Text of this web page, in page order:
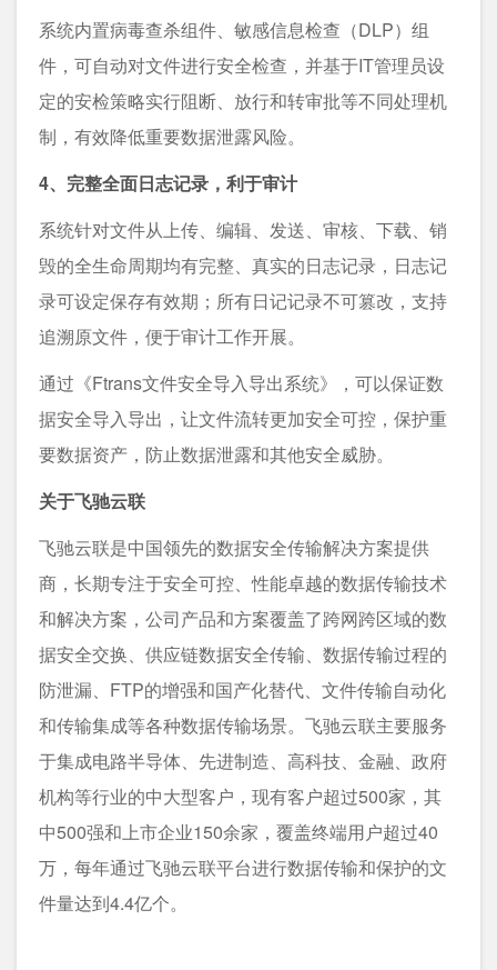
系统内置病毒查杀组件、敏感信息检查（DLP）组
件，可自动对文件进行安全检查，并基于IT管理员设
定的安检策略实行阻断、放行和转审批等不同处理机
制，有效降低重要数据泄露风险。
4、完整全面日志记录，利于审计
系统针对文件从上传、编辑、发送、审核、下载、销
毁的全生命周期均有完整、真实的日志记录，日志记
录可设定保存有效期；所有日记记录不可篡改，支持
追溯原文件，便于审计工作开展。
通过《Ftrans文件安全导入导出系统》，可以保证数
据安全导入导出，让文件流转更加安全可控，保护重
要数据资产，防止数据泄露和其他安全威胁。
关于飞驰云联
飞驰云联是中国领先的数据安全传输解决方案提供
商，长期专注于安全可控、性能卓越的数据传输技术
和解决方案，公司产品和方案覆盖了跨网跨区域的数
据安全交换、供应链数据安全传输、数据传输过程的
防泄漏、FTP的增强和国产化替代、文件传输自动化
和传输集成等各种数据传输场景。飞驰云联主要服务
于集成电路半导体、先进制造、高科技、金融、政府
机构等行业的中大型客户，现有客户超过500家，其
中500强和上市企业150余家，覆盖终端用户超过40
万，每年通过飞驰云联平台进行数据传输和保护的文
件量达到4.4亿个。